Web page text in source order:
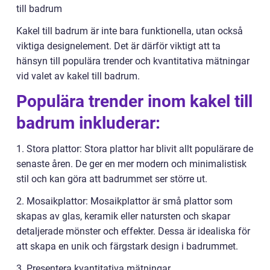
till badrum
Kakel till badrum är inte bara funktionella, utan också
viktiga designelement. Det är därför viktigt att ta
hänsyn till populära trender och kvantitativa mätningar
vid valet av kakel till badrum.
Populära trender inom kakel till
badrum inkluderar:
1. Stora plattor: Stora plattor har blivit allt populärare de
senaste åren. De ger en mer modern och minimalistisk
stil och kan göra att badrummet ser större ut.
2. Mosaikplattor: Mosaikplattor är små plattor som
skapas av glas, keramik eller natursten och skapar
detaljerade mönster och effekter. Dessa är idealiska för
att skapa en unik och färgstark design i badrummet.